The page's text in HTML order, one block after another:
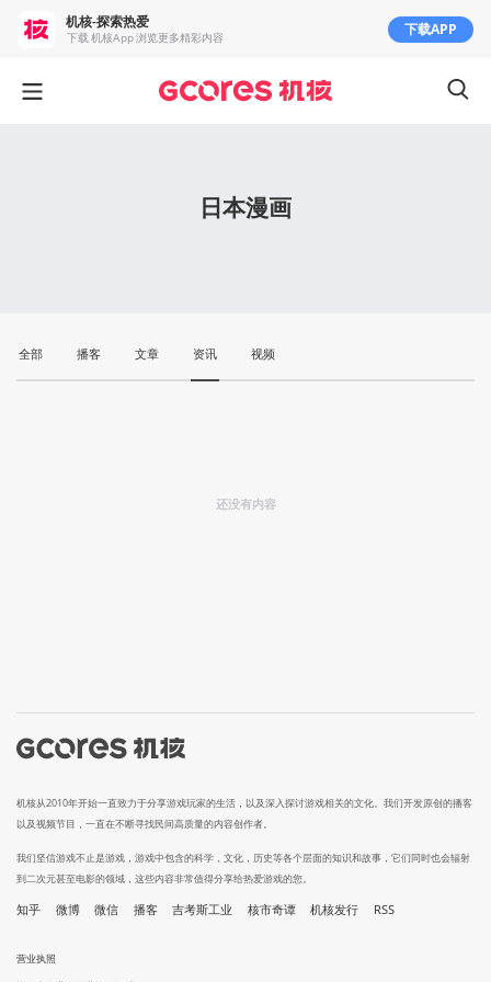
日本漫画
全部 播客 文章 资讯 视频
还没有内容
机核从2010年开始一直致力于分享游戏玩家的生活，以及深入探讨游戏相关的文化。我们开发原创的播客
以及视频节目，一直在不断寻找民间高质量的内容创作者。
我们坚信游戏不止是游戏，游戏中包含的科学，文化，历史等各个层面的知识和故事，它们同时也会辐射
到二次元甚至电影的领域，这些内容非常值得分享给热爱游戏的您。
知乎 微博 微信 播客 吉考斯工业 核市奇谭 机核发行 RSS
营业执照
机核-探索热爱
下载 机核App 浏览更多精彩内容 下载APP